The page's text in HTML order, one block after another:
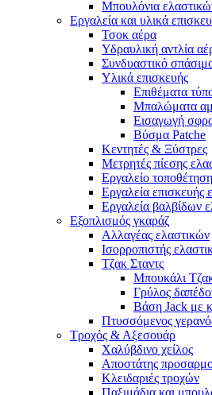
Μπουλόνια
Εργαλεία και υλικά
Τσοκ αέρα
Υδραυλική αντλία
Συνδυαστικό
Υλικά επισκευής
Επιθέματα
Μπαλώματα
Εισαγωγή
Βύσμα Patche
Κεντητές & Ξύστρες
Μετρητές πίεσης
Εργαλείο
Εργαλεία επισκευής
Εργαλεία βαλβίδων
Εξοπλισμός γκαράζ
Αλλαγέας ελαστικών
Ισορροπιστής
Τζακ Σταντς
Μπουκάλι
Γρύλος
Βάση Jack με
Πτυσσόμενος
Τροχός & Αξεσουάρ
Χαλύβδινο χείλος
Αποστάτης
Κλειδαριές τροχών
Παξιμάδια και